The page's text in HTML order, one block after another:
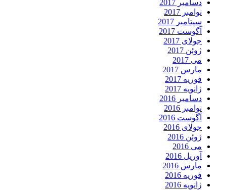
دسامبر 2017
نوامبر 2017
سپتامبر 2017
آگوست 2017
جولای 2017
ژوئن 2017
می 2017
مارس 2017
فوریه 2017
ژانویه 2017
دسامبر 2016
نوامبر 2016
آگوست 2016
جولای 2016
ژوئن 2016
می 2016
آوریل 2016
مارس 2016
فوریه 2016
ژانویه 2016